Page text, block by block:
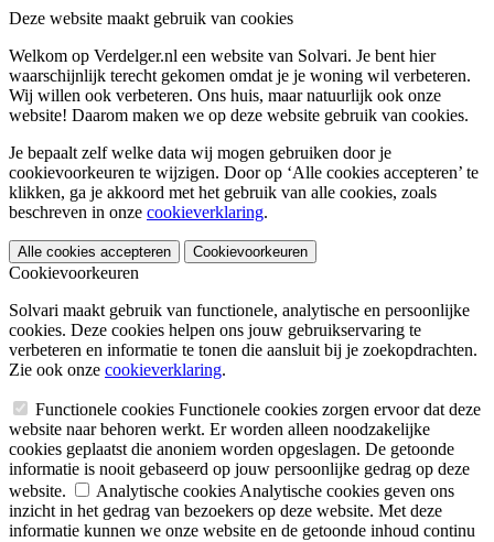
Deze website maakt gebruik van cookies
Welkom op Verdelger.nl een website van Solvari. Je bent hier
waarschijnlijk terecht gekomen omdat je je woning wil verbeteren.
Wij willen ook verbeteren. Ons huis, maar natuurlijk ook onze
website! Daarom maken we op deze website gebruik van cookies.
Je bepaalt zelf welke data wij mogen gebruiken door je
cookievoorkeuren te wijzigen. Door op ‘Alle cookies accepteren’ te
klikken, ga je akkoord met het gebruik van alle cookies, zoals
beschreven in onze cookieverklaring.
Alle cookies accepteren Cookievoorkeuren
Cookievoorkeuren
Solvari maakt gebruik van functionele, analytische en persoonlijke
cookies. Deze cookies helpen ons jouw gebruikservaring te
verbeteren en informatie te tonen die aansluit bij je zoekopdrachten.
Zie ook onze cookieverklaring.
Functionele cookies Functionele cookies zorgen ervoor dat deze
website naar behoren werkt. Er worden alleen noodzakelijke
cookies geplaatst die anoniem worden opgeslagen. De getoonde
informatie is nooit gebaseerd op jouw persoonlijke gedrag op deze
website.
Analytische cookies Analytische cookies geven ons
inzicht in het gedrag van bezoekers op deze website. Met deze
informatie kunnen we onze website en de getoonde inhoud continu